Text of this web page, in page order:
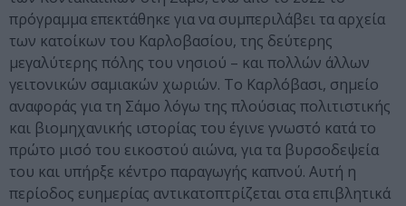
πρόγραμμα επεκτάθηκε για να συμπεριλάβει τα αρχεία
των κατοίκων του Καρλοβασίου, της δεύτερης
μεγαλύτερης πόλης του νησιού – και πολλών άλλων
γειτονικών σαμιακών χωριών. Το Καρλόβασι, σημείο
αναφοράς για τη Σάμο λόγω της πλούσιας πολιτιστικής
και βιομηχανικής ιστορίας του έγινε γνωστό κατά το
πρώτο μισό του εικοστού αιώνα, για τα βυρσοδεψεία
του και υπήρξε κέντρο παραγωγής καπνού. Αυτή η
περίοδος ευημερίας αντικατοπτρίζεται στα επιβλητικά